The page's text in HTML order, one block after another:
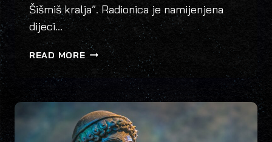
Šišmiš kralja”. Radionica je namijenjena
dijeci…
READ MOREDJEČJA
TTRPG
RADIONICA,
“POVRATAK
ŠIŠMIŠ
KRALJA”